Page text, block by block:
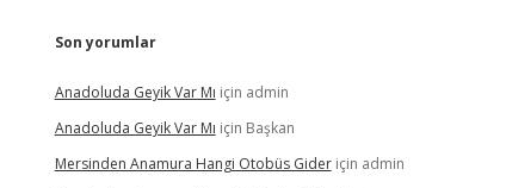
Son yorumlar
Anadoluda Geyik Var Mı için admin
Anadoluda Geyik Var Mı için Başkan
Mersinden Anamura Hangi Otobüs Gideriçin admin